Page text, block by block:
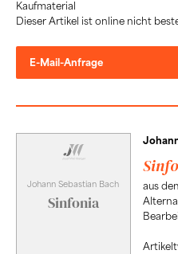
Kaufmaterial
Dieser Artikel ist online nicht
E-Mail-Anfrage
Johann Sebastian Bach
Sinfonia
aus